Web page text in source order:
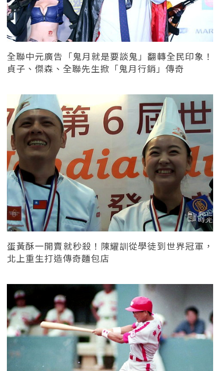
全聯中元廣告「鬼月就是要談鬼」翻轉全民印象！
貞子、傑森、全聯先生掀「鬼月行銷」傳奇
蛋黃酥一開賣就秒殺！陳耀訓從學徒到世界冠軍，
北上重生打造傳奇麵包店